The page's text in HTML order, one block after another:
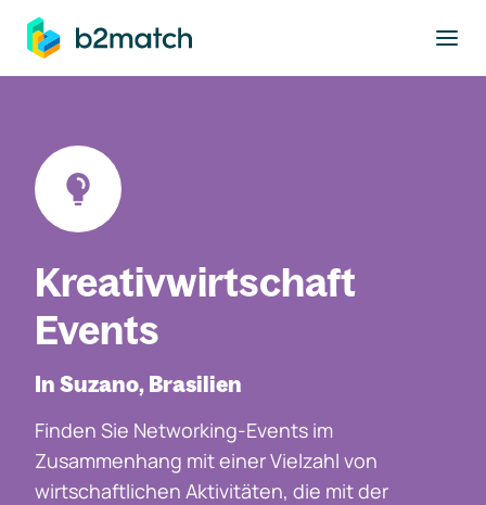
springen
Kreativwirtschaft
Events
In Suzano, Brasilien
Finden Sie Networking-Events im
Zusammenhang mit einer Vielzahl von
wirtschaftlichen Aktivitäten, die mit der